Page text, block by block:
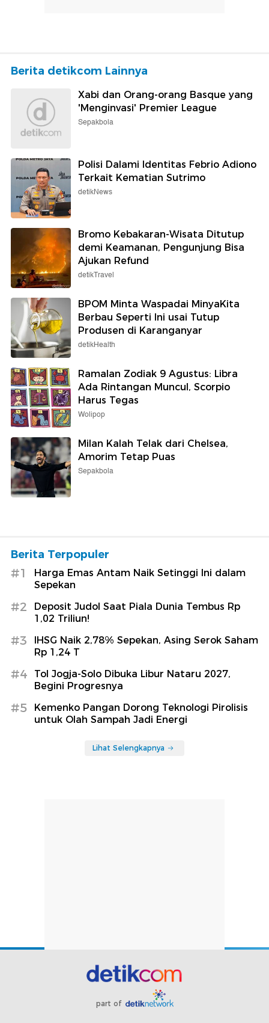
Berita detikcom Lainnya
Xabi dan Orang-orang Basque yang
'Menginvasi' Premier League
Sepakbola
Polisi Dalami Identitas Febrio Adiono
Terkait Kematian Sutrimo
detikNews
Bromo Kebakaran-Wisata Ditutup
demi Keamanan, Pengunjung Bisa
Ajukan Refund
detikTravel
BPOM Minta Waspadai MinyaKita
Berbau Seperti Ini usai Tutup
Produsen di Karanganyar
detikHealth
Ramalan Zodiak 9 Agustus: Libra
Ada Rintangan Muncul, Scorpio
Harus Tegas
Wolipop
Milan Kalah Telak dari Chelsea,
Amorim Tetap Puas
Sepakbola
Berita Terpopuler
#1
Harga Emas Antam Naik Setinggi Ini dalam
Sepekan
#2
Deposit Judol Saat Piala Dunia Tembus Rp
1,02 Triliun!
#3
IHSG Naik 2,78% Sepekan, Asing Serok Saham
Rp 1,24 T
#4
Tol Jogja-Solo Dibuka Libur Nataru 2027,
Begini Progresnya
#5
Kemenko Pangan Dorong Teknologi Pirolisis
untuk Olah Sampah Jadi Energi
Lihat Selengkapnya
part of